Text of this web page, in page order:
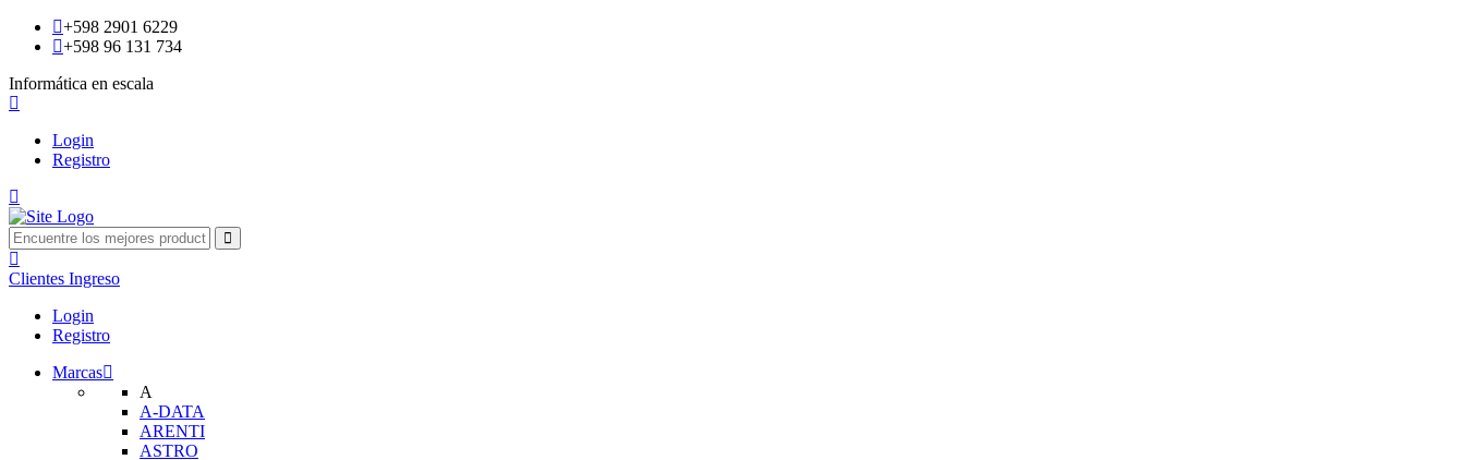
+598 2901 6229
+598 96 131 734
Informática en escala
Login
Registro
Clientes Ingreso
Login
Registro
Marcas
A
A-DATA
ARENTI
ASTRO